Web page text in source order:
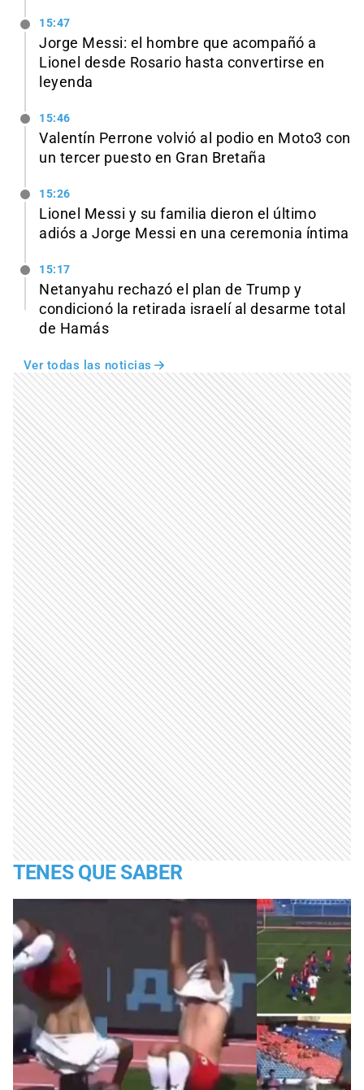
15:47
Jorge Messi: el hombre que acompañó a
Lionel desde Rosario hasta convertirse en
leyenda
15:46
Valentín Perrone volvió al podio en Moto3 con
un tercer puesto en Gran Bretaña
15:26
Lionel Messi y su familia dieron el último
adiós a Jorge Messi en una ceremonia íntima
15:17
Netanyahu rechazó el plan de Trump y
condicionó la retirada israelí al desarme total
de Hamás
Ver todas las noticias
TENES QUE SABER